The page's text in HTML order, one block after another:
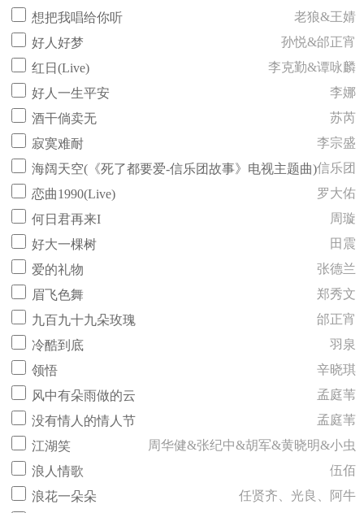
想把我唱给你听
老狼&王婧
好人好梦
孙悦&邰正宵
红日(Live)
李克勤&谭咏麟
好人一生平安
李娜
酒干倘卖无
苏芮
寂寞难耐
李宗盛
海阔天空(《死了都要爱-信乐团故事》电视主题曲)信乐团
恋曲1990(Live)
罗大佑
何日君再来I
周璇
好大一棵树
田震
爱的礼物
张德兰
眉飞色舞
郑秀文
九百九十九朵玫瑰
邰正宵
冷酷到底
羽泉
领悟
辛晓琪
风中有朵雨做的云
孟庭苇
没有情人的情人节
孟庭苇
江湖笑
周华健&张纪中&胡军&黄晓明&小虫
浪人情歌
伍佰
浪花一朵朵
任贤齐、光良、阿牛